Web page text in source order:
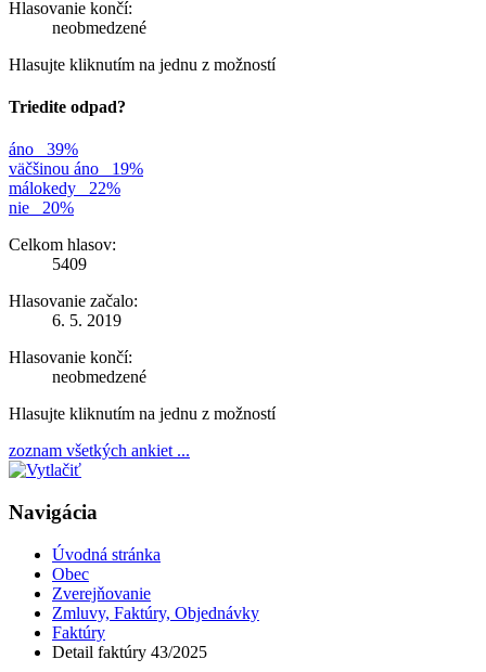
Hlasovanie končí:
neobmedzené
Hlasujte kliknutím na jednu z možností
Triedite odpad?
áno
39%
väčšinou áno
19%
málokedy
22%
nie
20%
Celkom hlasov:
5409
Hlasovanie začalo:
6. 5. 2019
Hlasovanie končí:
neobmedzené
Hlasujte kliknutím na jednu z možností
zoznam všetkých ankiet ...
Navigácia
Úvodná stránka
Obec
Zverejňovanie
Zmluvy, Faktúry, Objednávky
Faktúry
Detail faktúry 43/2025